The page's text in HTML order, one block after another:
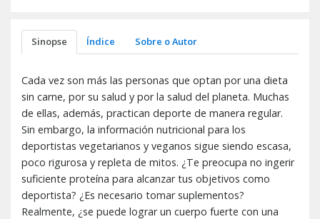
Sinopse Índice Sobre o Autor
Cada vez son más las personas que optan por una dieta
sin carne, por su salud y por la salud del planeta. Muchas
de ellas, además, practican deporte de manera regular.
Sin embargo, la información nutricional para los
deportistas vegetarianos y veganos sigue siendo escasa,
poco rigurosa y repleta de mitos. ¿Te preocupa no ingerir
suficiente proteína para alcanzar tus objetivos como
deportista? ¿Es necesario tomar suplementos?
Realmente, ¿se puede lograr un cuerpo fuerte con una